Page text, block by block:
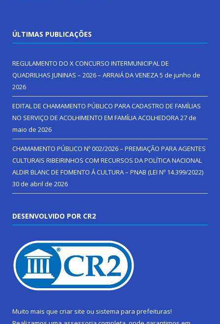
ÚLTIMAS PUBLICAÇÕES
REGULAMENTO DO X CONCURSO INTERMUNICIPAL DE
QUADRILHAS JUNINAS – 2026 – ARRAIÁ DA VENEZA5 de junho de
2026
EDITAL DE CHAMAMENTO PÚBLICO PARA CADASTRO DE FAMÍLIAS
NO SERVIÇO DE ACOLHIMENTO EM FAMÍLIA ACOLHEDORA27 de
maio de 2026
CHAMAMENTO PÚBLICO Nº 002/2026 – PREMIAÇÃO PARA AGENTES
CULTURAIS RIBEIRINHOS COM RECURSOS DA POLÍTICA NACIONAL
ALDIR BLANC DE FOMENTO Á CULTURA – PNAB (LEI Nº 14.399/2022)
30 de abril de 2026
DESENVOLVIDO POR CR2
Muito mais que criar site ou sistema para prefeituras!